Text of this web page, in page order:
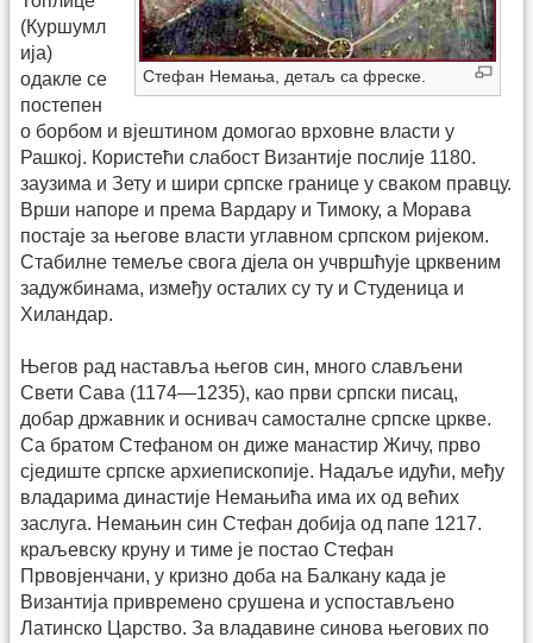
Стефан Немања, детаљ са фреске.
(Куршумл
ија)
одакле се
постепен
о борбом и вјештином домогао врховне власти у
Рашкој. Користећи слабост Византије послије 1180.
заузима и Зету и шири српске границе у сваком правцу.
Врши напоре и према Вардару и Тимоку, а Морава
постаје за његове власти углавном српском ријеком.
Стабилне темеље свога дјела он учвршћује црквеним
задужбинама, између осталих су ту и Студеница и
Хиландар.
Његов рад наставља његов син, много слављени
Свети Сава (1174—1235), као први српски писац,
добар државник и оснивач самосталне српске цркве.
Са братом Стефаном он диже манастир Жичу, прво
сједиште српске архиепископије. Надаље идући, међу
владарима династије Немањића има их од већих
заслуга. Немањин син Стефан добија од папе 1217.
краљевску круну и тиме је постао Стефан
Првовјенчани, у кризно доба на Балкану када је
Византија привремено срушена и успостављено
Латинско Царство. За владавине синова његових по